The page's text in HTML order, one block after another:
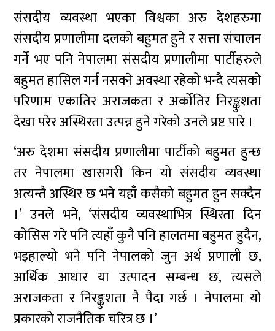
संसदीय व्यवस्था भएका विश्वका अरु देशहरुमा
संसदीय प्रणालीमा दलको बहुमत हुने र सत्ता संचालन
गर्ने भए पनि नेपालमा संसदीय प्रणालीमा पार्टीहरुले
बहुमत हासिल गर्न नसक्ने अवस्था रहेको भन्दै त्यसको
परिणाम एकातिर अराजकता र अर्कोतिर निरङ्कुशता
देखा परेर अस्थिरता उत्पन्न हुने गरेको उनले प्रष्ट पारे ।
‘अरु देशमा संसदीय प्रणालीमा पार्टीको बहुमत हुन्छ
तर नेपालमा खासगरी किन यो संसदीय व्यवस्था
अत्यन्तै अस्थिर छ भने यहाँ कसैको बहुमत हुन सक्दैन
।’ उनले भने, ‘संसदीय व्यवस्थाभित्र स्थिरता दिन
कोसिस गरे पनि त्यहाँ कुनै पनि हालतमा बहुमत हुदैन,
भइहाल्यो भने पनि नेपालको जुन अर्थ प्रणाली छ,
आर्थिक आधार या उत्पादन सम्बन्ध छ, त्यसले
अराजकता र निरङ्कुशता नै पैदा गर्छ । नेपालमा यो
प्रकारको राजनैतिक चरित्र छ ।’